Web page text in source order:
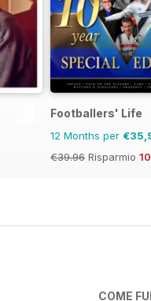
Footballers' Life
12 Months per
€39.96 Risparmio
COME